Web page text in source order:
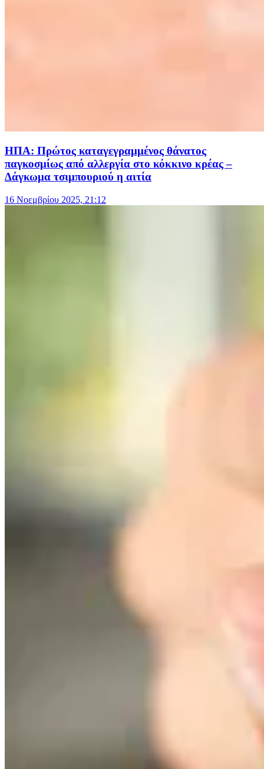
ΗΠΑ: Πρώτος καταγεγραμμένος θάνατος
παγκοσμίως από αλλεργία στο κόκκινο κρέας –
Δάγκωμα τσιμπουριού η αιτία
16 Νοεμβρίου 2025, 21:12